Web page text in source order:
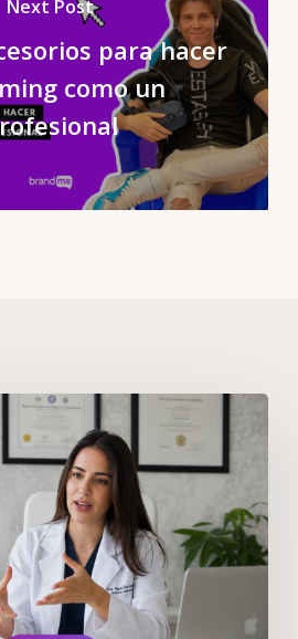
Next Post
para hacer
como un